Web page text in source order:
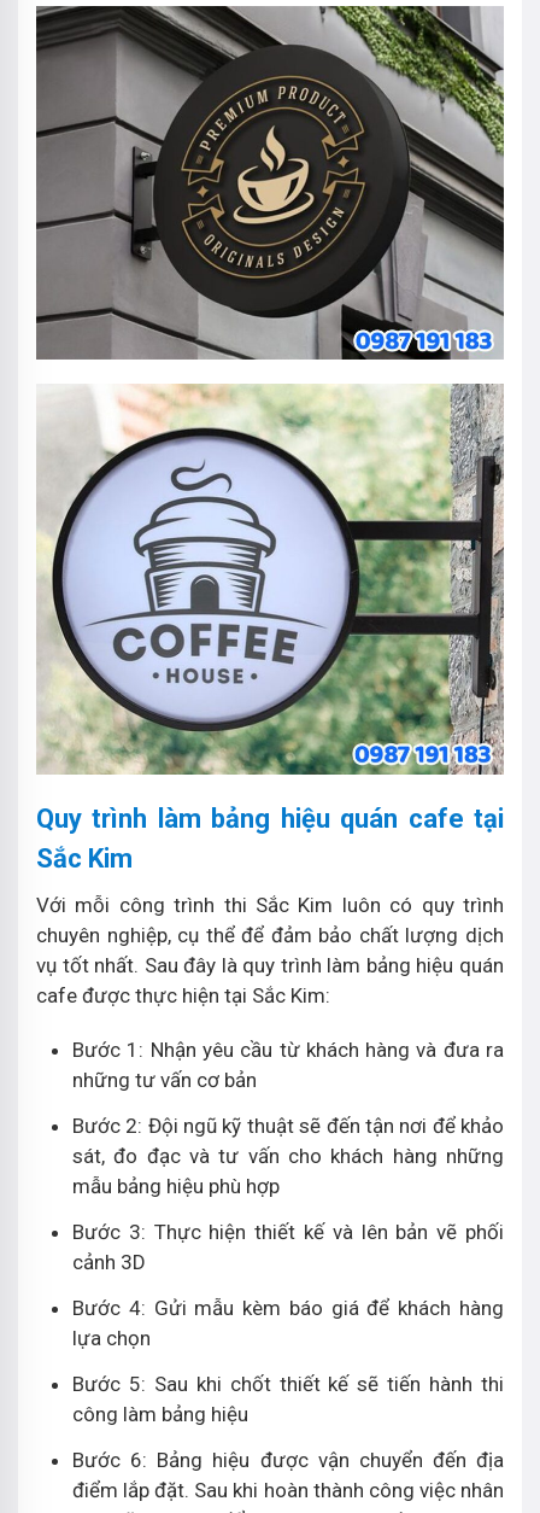
Quy trình làm bảng hiệu quán cafe tại
Sắc Kim
Với mỗi công trình thi Sắc Kim luôn có quy trình
chuyên nghiệp, cụ thể để đảm bảo chất lượng dịch
vụ tốt nhất. Sau đây là quy trình làm bảng hiệu quán
cafe được thực hiện tại Sắc Kim:
Bước 1: Nhận yêu cầu từ khách hàng và đưa ra
những tư vấn cơ bản
Bước 2: Đội ngũ kỹ thuật sẽ đến tận nơi để khảo
sát, đo đạc và tư vấn cho khách hàng những
mẫu bảng hiệu phù hợp
Bước 3: Thực hiện thiết kế và lên bản vẽ phối
cảnh 3D
Bước 4: Gửi mẫu kèm báo giá để khách hàng
lựa chọn
Bước 5: Sau khi chốt thiết kế sẽ tiến hành thi
công làm bảng hiệu
Bước 6: Bảng hiệu được vận chuyển đến địa
điểm lắp đặt. Sau khi hoàn thành công việc nhân